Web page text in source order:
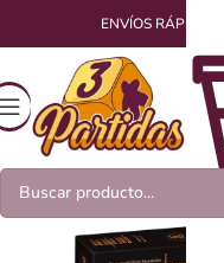
ENVÍOS RÁPIDOS